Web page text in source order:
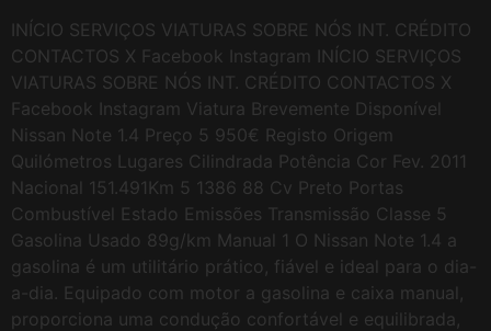
INÍCIO SERVIÇOS VIATURAS SOBRE NÓS INT. CRÉDITO
CONTACTOS X Facebook Instagram INÍCIO SERVIÇOS
VIATURAS SOBRE NÓS INT. CRÉDITO CONTACTOS X
Facebook Instagram Viatura Brevemente Disponível
Nissan Note 1.4 Preço 5 950€ Registo Origem
Quilómetros Lugares Cilindrada Potência Cor Fev. 2011
Nacional 151.491Km 5 1386 88 Cv Preto Portas
Combustível Estado Emissões Transmissão Classe 5
Gasolina Usado 89g/km Manual 1 O Nissan Note 1.4 a
gasolina é um utilitário prático, fiável e ideal para o dia-
a-dia. Equipado com motor a gasolina e caixa manual,
proporciona uma condução confortável e equilibrada,